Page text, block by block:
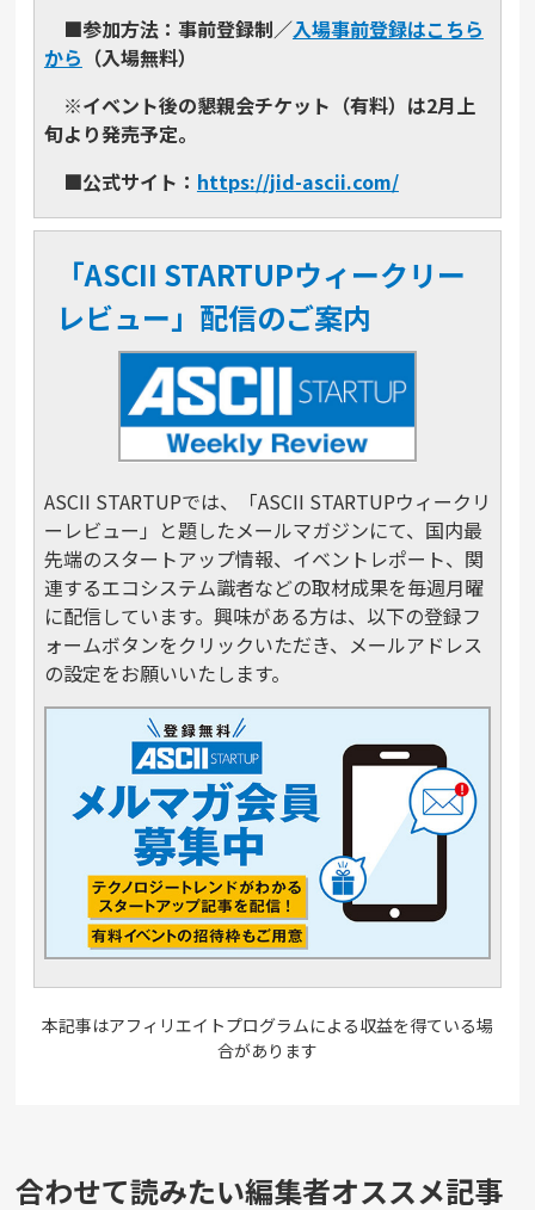
■参加方法：事前登録制／入場事前登録はこちら
から （入場無料）
※イベント後の懇親会チケット（有料）は2⽉上
旬より発売予定。
■公式サイト： https://jid-ascii.com/
「ASCII STARTUPウィークリー
レビュー」配信のご案内
ASCII STARTUPでは、「ASCII STARTUPウィークリ
ーレビュー」と題したメールマガジンにて、国内最
先端のスタートアップ情報、イベントレポート、関
連するエコシステム識者などの取材成果を毎週月曜
に配信しています。興味がある方は、以下の登録フ
ォームボタンをクリックいただき、メールアドレス
の設定をお願いいたします。
本記事はアフィリエイトプログラムによる収益を得ている場
合があります
合わせて読みたい編集者オススメ記事